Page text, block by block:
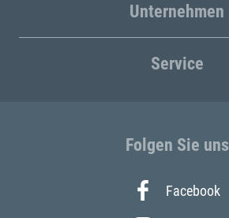
Unternehmen
Service
Folgen Sie uns
Facebook